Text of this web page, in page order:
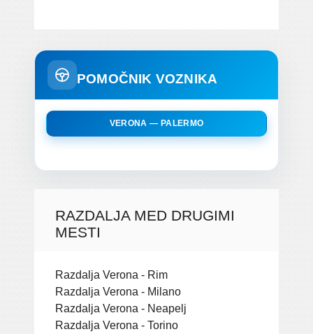
POMOČNIK VOZNIKA
VERONA — PALERMO
RAZDALJA MED DRUGIMI
MESTI
Razdalja Verona - Rim
Razdalja Verona - Milano
Razdalja Verona - Neapelj
Razdalja Verona - Torino